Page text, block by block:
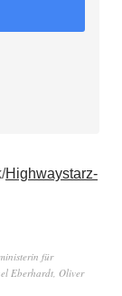
Highwaystarz-
für
Eberhardt, Oliver